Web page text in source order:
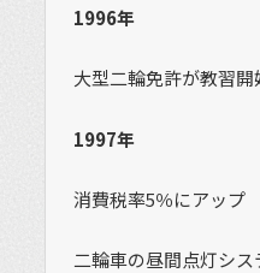
1996年
大型二輪免許が教習開
1997年
消費税率5％にアップ
二輪車の昼間点灯シ